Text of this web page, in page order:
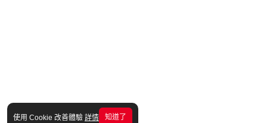
使用 Cookie 改善體驗 詳情 知道了